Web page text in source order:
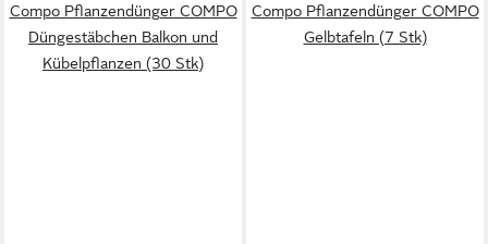
Compo Pflanzendünger COMPO
Düngestäbchen Balkon und
Kübelpflanzen (30 Stk)
Compo Pflanzendünger COMPO
Gelbtafeln (7 Stk)